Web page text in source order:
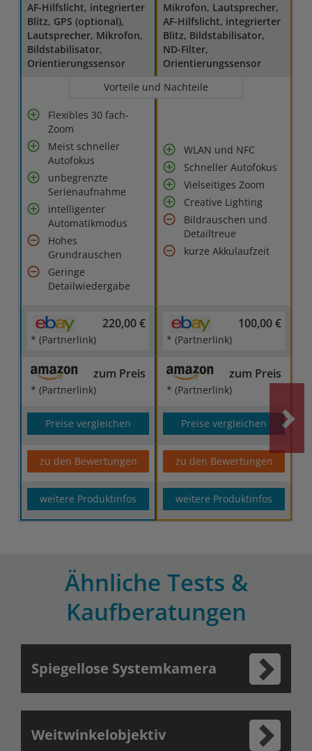
AF-Hilfslicht, integrierter
Blitz, GPS (optional),
Lautsprecher, Mikrofon,
Bildstabilisator,
Orientierungssensor
Mikrofon, Lautsprecher,
AF-Hilfslicht, integrierter
Blitz, Bildstabilisator,
ND-Filter,
Orientierungssensor
Vorteile und Nachteile
Flexibles 30 fach-
Zoom
Meist schneller
Autofokus
unbegrenzte
Serienaufnahme
intelligenter
Automatikmodus
Hohes
Grundrauschen
Geringe
Detailwiedergabe
WLAN und NFC
Schneller Autofokus
Vielseitiges Zoom
Creative Lighting
Bildrauschen und
Detailtreue
kurze Akkulaufzeit
220,00 €
* (Partnerlink)
100,00 €
* (Partnerlink)
zum Preis
* (Partnerlink)
zum Preis
* (Partnerlink)
Preise vergleichen Preise vergleichen
zu den Bewertungen zu den Bewertungen
weitere Produktinfos weitere Produktinfos
Ähnliche Tests &
Kaufberatungen
Spiegellose Systemkamera
Weitwinkelobjektiv